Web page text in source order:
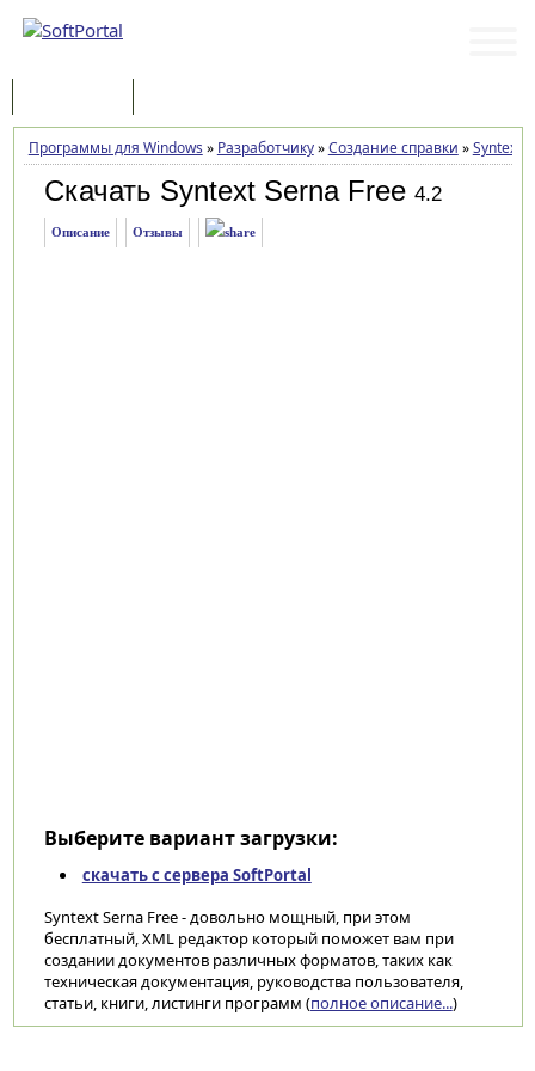
Программы для Windows » Разработчику»Создание справки »Syntext
Скачать Syntext Serna Free 4.2
Описание Отзывы
Выберите вариант загрузки:
скачать с сервера SoftPortal
Syntext Serna Free - довольно мощный, при этом
бесплатный, XML редактор который поможет вам при
создании документов различных форматов, таких как
техническая документация, руководства пользователя,
статьи, книги, листинги программ (полное описание...)